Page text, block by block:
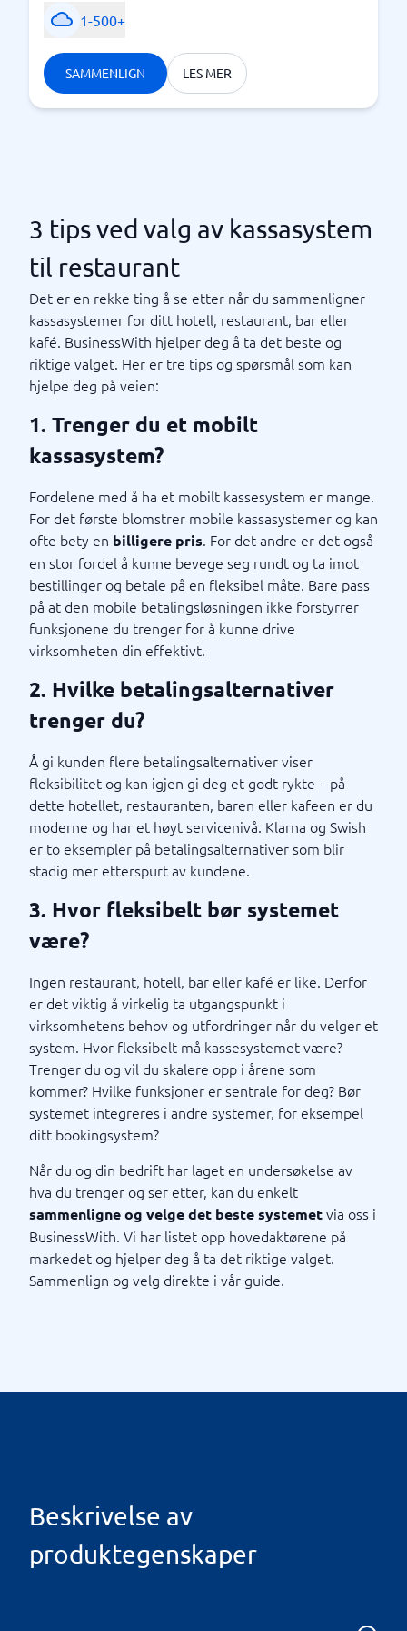
1-500+
SAMMENLIGN LES MER
3 tips ved valg av kassasystem
til restaurant
Det er en rekke ting å se etter når du sammenligner
kassasystemer for ditt hotell, restaurant, bar eller
kafé. BusinessWith hjelper deg å ta det beste og
riktige valget. Her er tre tips og spørsmål som kan
hjelpe deg på veien:
1. Trenger du et mobilt
kassasystem?
Fordelene med å ha et mobilt kassesystem er mange.
For det første blomstrer mobile kassasystemer og kan
ofte bety en billigere pris. For det andre er det også
en stor fordel å kunne bevege seg rundt og ta imot
bestillinger og betale på en fleksibel måte. Bare pass
på at den mobile betalingsløsningen ikke forstyrrer
funksjonene du trenger for å kunne drive
virksomheten din effektivt.
2. Hvilke betalingsalternativer
trenger du?
Å gi kunden flere betalingsalternativer viser
fleksibilitet og kan igjen gi deg et godt rykte – på
dette hotellet, restauranten, baren eller kafeen er du
moderne og har et høyt servicenivå. Klarna og Swish
er to eksempler på betalingsalternativer som blir
stadig mer etterspurt av kundene.
3. Hvor fleksibelt bør systemet
være?
Ingen restaurant, hotell, bar eller kafé er like. Derfor
er det viktig å virkelig ta utgangspunkt i
virksomhetens behov og utfordringer når du velger et
system. Hvor fleksibelt må kassesystemet være?
Trenger du og vil du skalere opp i årene som
kommer? Hvilke funksjoner er sentrale for deg? Bør
systemet integreres i andre systemer, for eksempel
ditt bookingsystem?
Når du og din bedrift har laget en undersøkelse av
hva du trenger og ser etter, kan du enkelt
sammenligne og velge det beste systemetvia oss i
BusinessWith. Vi har listet opp hovedaktørene på
markedet og hjelper deg å ta det riktige valget.
Sammenlign og velg direkte i vår guide.
Beskrivelse av
produktegenskaper